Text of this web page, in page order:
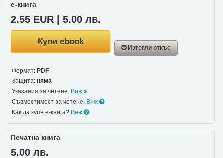
е-книга
2.55 EUR | 5.00 лв.
Купи ebook
Изтегли откъс
Формат: PDF
Защита: няма
Указания за четене. Виж
Съвместимост за четене. Виж
Как да купя е-книга? Виж
Печатна книга
5.00 лв.